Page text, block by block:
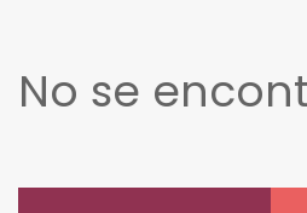
No se